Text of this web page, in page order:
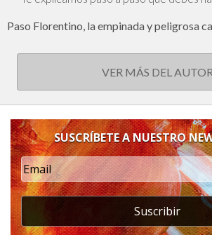
Paso Florentino, la empinada y peligrosa
VER MÁS DEL AUTOR
SUSCRÍBETE A NUESTRO
Suscribir